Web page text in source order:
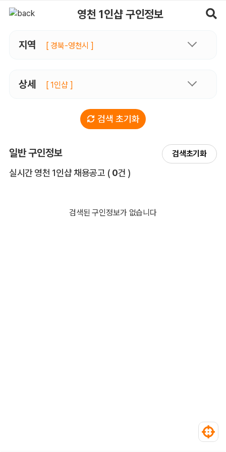
영천 1인샵 구인정보
지역 [ 경북-영천시 ]
상세 [ 1인샵 ]
검색 초기화
일반 구인정보 검색초기화
실시간 영천 1인샵 채용공고 전체 목록
( 0건 )
검색된 구인정보가 없습니다